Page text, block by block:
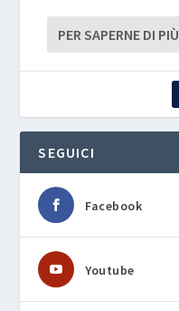
PER SAPERNE DI PIÙ
SEGUICI
Facebook
Youtube